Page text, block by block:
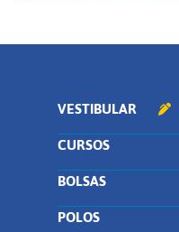
VESTIBULAR
CURSOS
BOLSAS
POLOS